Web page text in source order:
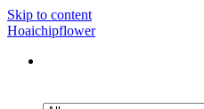
Skip to content
Hoaichipflower